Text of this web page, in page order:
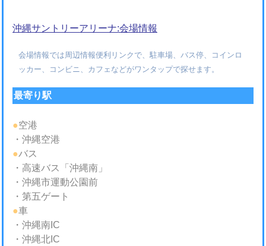
沖縄サントリーアリーナ:会場情報
会場情報では周辺情報便利リンクで、駐車場、バス停、コインロ
ッカー、コンビニ、カフェなどがワンタップで探せます。
最寄り駅
●空港
・沖縄空港
●バス
・高速バス「沖縄南」
・沖縄市運動公園前
・第五ゲート
●車
・沖縄南IC
・沖縄北IC